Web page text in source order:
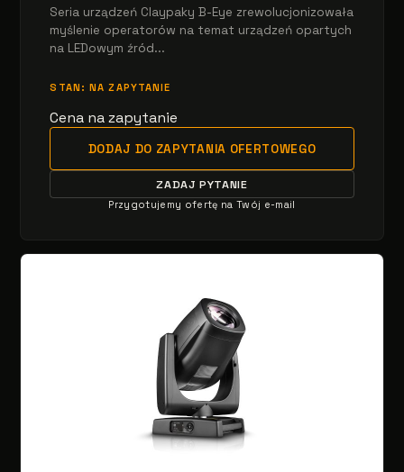
Seria urządzeń Claypaky B-Eye zrewolucjonizowała
myślenie operatorów na temat urządzeń opartych
na LEDowym źród...
STAN: NA ZAPYTANIE
Cena na zapytanie
DODAJ DO ZAPYTANIA OFERTOWEGO
ZADAJ PYTANIE
Przygotujemy ofertę na Twój e-mail